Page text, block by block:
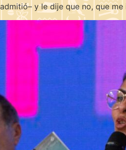
y le dije que no, que